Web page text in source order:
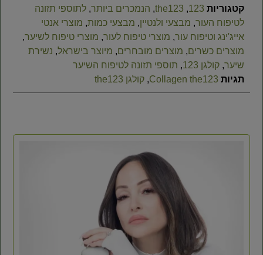
קטגוריות 123
,
the123
, הנמכרים ביותר, לתוספי תזונה
לטיפוח העור, מבצעי ולנטיין, מבצעי כמות, מוצרי אנטי
אייג'ינג וטיפוח עור, מוצרי טיפוח לעור, מוצרי טיפוח לשיער,
מוצרים כשרים, מוצרים מובחרים, מיוצר בישראל, נשירת
שיער, קולגן 123 , תוספי תזונה לטיפוח השיער
תגיות Collagen the123
, קולגן the123